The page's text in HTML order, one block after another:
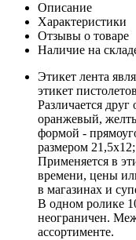
Описание
Характеристики
Отзывы о товаре
Наличие на
Этикет лента
этикет
Различается
оранжевый,
формой -
размером
Применяется в
времени, цены
в магазинах и
В одном ролике
неограничен.
ассортименте.